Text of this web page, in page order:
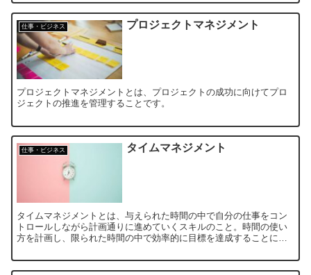
仕事・ビジネス プロジェクトマネジメント
プロジェクトマネジメントとは、プロジェクトの成功に向けてプロ
ジェクトの推進を管理することです。
仕事・ビジネス タイムマネジメント
タイムマネジメントとは、与えられた時間の中で自分の仕事をコン
トロールしながら計画通りに進めていくスキルのこと。時間の使い
方を計画し、限られた時間の中で効率的に目標を達成することにあ